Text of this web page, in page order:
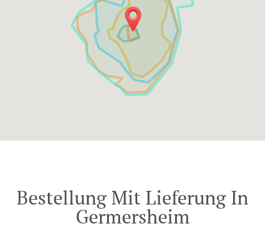
Bestellung Mit Lieferung In
Germersheim